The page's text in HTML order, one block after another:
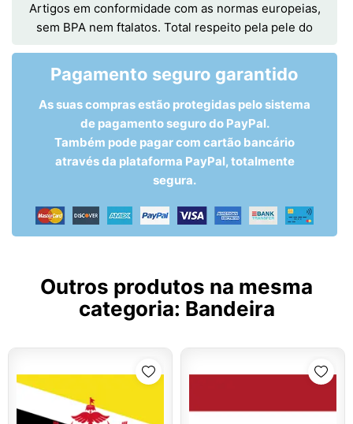
Artigos em conformidade com as normas europeias,
sem BPA nem ftalatos. Total respeito pela pele do
Pagamento seguro garantido
As suas compras estão protegidas pelo sistema
de pagamento seguro do PayPal.
Também pode pagar com cartão bancário
através da plataforma PayPal, totalmente
segura.
Outros produtos na mesma
categoria: Bandeira